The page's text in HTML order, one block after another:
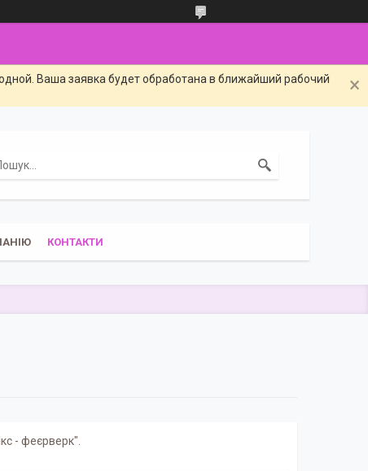
Ваша заявка будет обработана в ближайший рабочий
КОНТАКТИ
- феєрверк".